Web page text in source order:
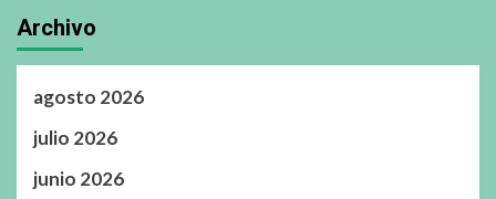
Archivo
agosto 2026
julio 2026
junio 2026